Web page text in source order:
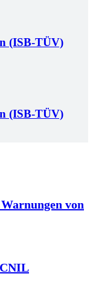
(ISB-TÜV)
(ISB-TÜV)
von